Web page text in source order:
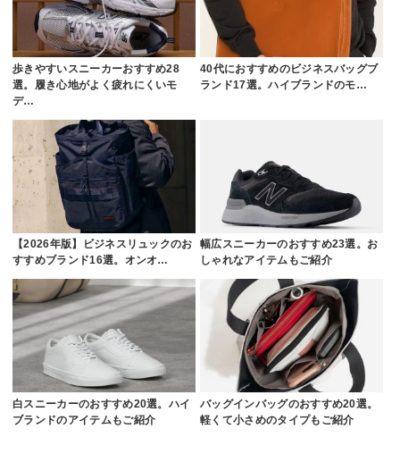
歩きやすいスニーカーおすすめ28
選。履き心地がよく疲れにくいモ
デ…
40代におすすめのビジネスバッグブ
ランド17選。ハイブランドのモ…
【2026年版】ビジネスリュックのお
すすめブランド16選。オンオ…
幅広スニーカーのおすすめ23選。お
しゃれなアイテムもご紹介
白スニーカーのおすすめ20選。ハイ
ブランドのアイテムもご紹介
バッグインバッグのおすすめ20選。
軽くて小さめのタイプもご紹介